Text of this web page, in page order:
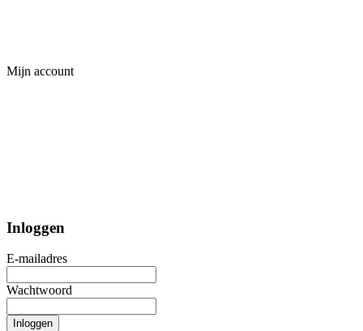
Mijn account
Inloggen
E-mailadres
Wachtwoord
Inloggen